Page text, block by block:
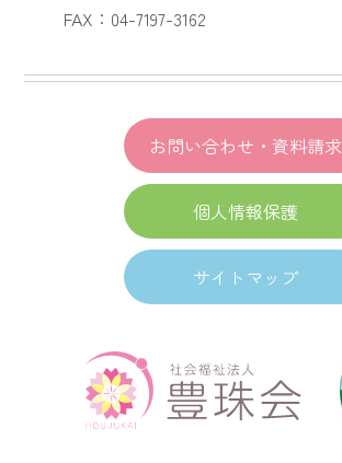
FAX：04-7197-3162
お問い合わせ・資料請求
個人情報保護
サイトマップ